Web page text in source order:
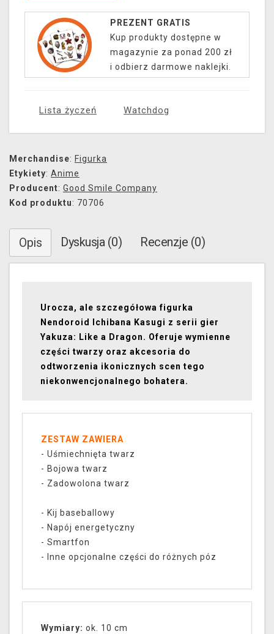
PREZENT GRATIS
Kup produkty dostępne w
magazynie za ponad 200 zł
i odbierz darmowe naklejki.
Lista życzeń Watchdog
Merchandise: Figurka
Etykiety: Anime
Producent: Good Smile Company
Kod produktu: 70706
Opis Dyskusja (0) Recenzje (0)
Urocza, ale szczegółowa figurka
Nendoroid Ichibana Kasugi z serii gier
Yakuza: Like a Dragon. Oferuje wymienne
części twarzy oraz akcesoria do
odtworzenia ikonicznych scen tego
niekonwencjonalnego bohatera.
ZESTAW ZAWIERA
- Uśmiechnięta twarz
- Bojowa twarz
- Zadowolona twarz
- Kij baseballowy
- Napój energetyczny
- Smartfon
- Inne opcjonalne części do różnych póz
Wymiary: ok. 10 cm